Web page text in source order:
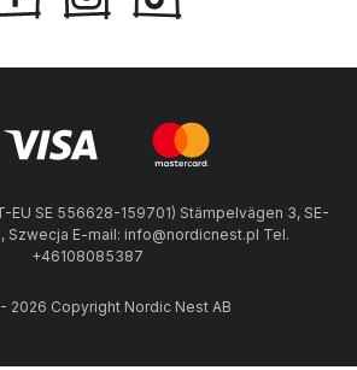
EU SE 556628-159701) Stämpelvägen 3, SE-
Szwecja E-mail: info@nordicnest.pl Tel.
+46108085387
2026 Copyright Nordic Nest AB